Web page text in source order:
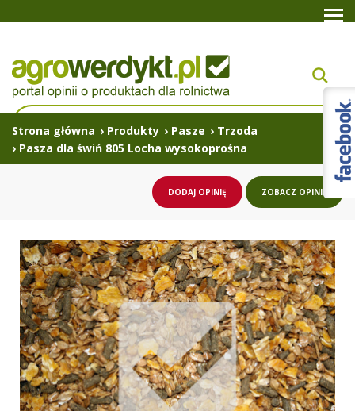
Strona główna › Produkty › Pasze › Trzoda
› Pasza dla świń 805 Locha wysokoprośna
DODAJ OPINIĘ ZOBACZ OPINIE